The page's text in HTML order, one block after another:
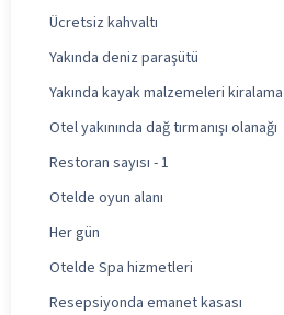
Ücretsiz kahvaltı
Yakında deniz paraşütü
Yakında kayak malzemeleri
Otel yakınında dağ tırmanışı olanağı
Restoran sayısı - 1
Otelde oyun alanı
Her gün
Otelde Spa hizmetleri
Resepsiyonda emanet kasası